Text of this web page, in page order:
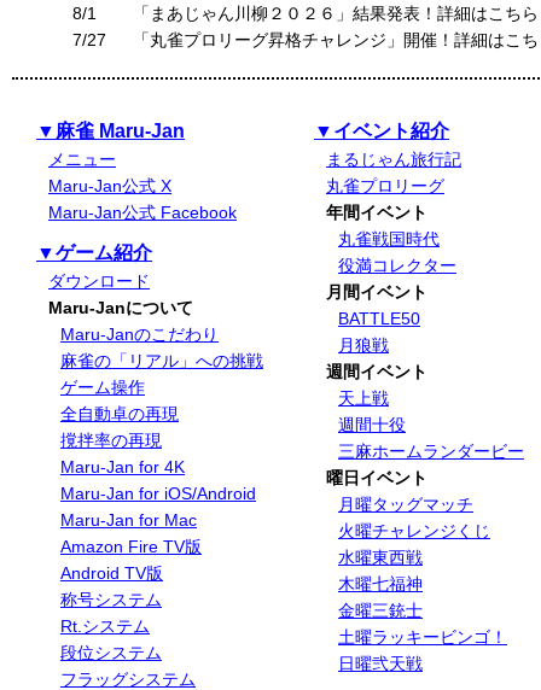
8/1
「まあじゃん川柳２０２６」結果発表！詳細はこちら
7/27
「丸雀プロリーグ昇格チャレンジ」開催！詳細はこ
▼麻雀 Maru-Jan
メニュー
Maru-Jan公式 X
Maru-Jan公式 Facebook
▼ゲーム紹介
ダウンロード
Maru-Janについて
Maru-Janのこだわり
麻雀の「リアル」への挑戦
ゲーム操作
全自動卓の再現
撹拌率の再現
Maru-Jan for 4K
Maru-Jan for iOS/Android
Maru-Jan for Mac
Amazon Fire TV版
Android TV版
称号システム
Rt.システム
段位システム
フラッグシステム
▼イベント紹介
まるじゃん旅行記
丸雀プロリーグ
年間イベント
丸雀戦国時代
役満コレクター
月間イベント
BATTLE50
月狼戦
週間イベント
天上戦
週間十役
三麻ホームランダービー
曜日イベント
月曜タッグマッチ
火曜チャレンジくじ
水曜東西戦
木曜七福神
金曜三銃士
土曜ラッキービンゴ！
日曜弐天戦